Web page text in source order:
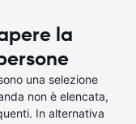
la
una selezione
non è elencata,
In alternativa